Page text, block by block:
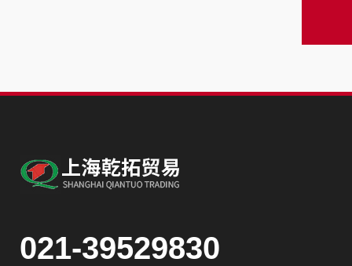
021-39529830